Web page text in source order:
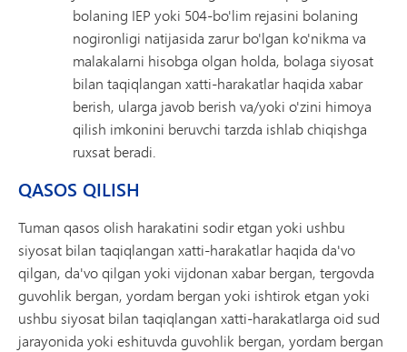
bolaning IEP yoki 504-bo'lim rejasini bolaning
nogironligi natijasida zarur bo'lgan ko'nikma va
malakalarni hisobga olgan holda, bolaga siyosat
bilan taqiqlangan xatti-harakatlar haqida xabar
berish, ularga javob berish va/yoki o'zini himoya
qilish imkonini beruvchi tarzda ishlab chiqishga
ruxsat beradi.
QASOS QILISH
Tuman qasos olish harakatini sodir etgan yoki ushbu
siyosat bilan taqiqlangan xatti-harakatlar haqida da'vo
qilgan, da'vo qilgan yoki vijdonan xabar bergan, tergovda
guvohlik bergan, yordam bergan yoki ishtirok etgan yoki
ushbu siyosat bilan taqiqlangan xatti-harakatlarga oid sud
jarayonida yoki eshituvda guvohlik bergan, yordam bergan